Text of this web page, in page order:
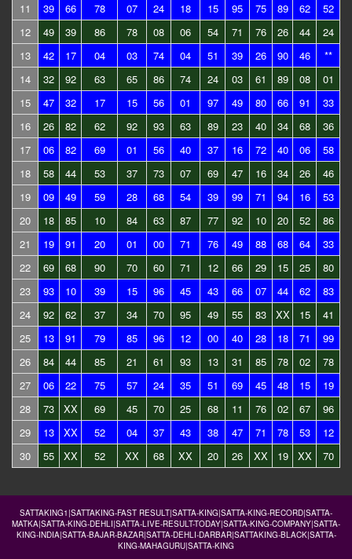
11
39 66 78 07 24 18 15 95 75 89 62
52
12
49 39 86 78 08 06 54 71 76 26 44
24
13
42 17 04 03 74 04 51 39 26 90 46
**
14
32 92 63 65 86 74 24 03 61 89 08
01
15
47 32 17 15 56 01 97 49 80 66 91
33
16
26 82 62 92 93 63 89 23 40 34 68
36
17
06 82 69 01 56 40 37 16 72 40 06
58
18
58 44 53 37 73 07 69 47 16 34 26
46
19
09 49 59 28 68 54 39 99 71 94 16
53
20
18 85 10 84 63 87 77 92 10 20 52
86
21
19 91 20 01 00 71 76 49 88 68 64
33
22
69 68 90 70 60 71 12 66 29 15 25
80
23
93 10 39 15 96 45 43 66 07 44 62
83
24
92 62 37 34 70 95 49 55 83 XX 15
41
25
13 91 79 85 96 12 00 40 28 18 71
99
26
84 44 85 21 61 93 13 31 85 78 02
78
27
06 22 75 57 24 35 51 69 45 48 15
19
28
73 XX 69 45 70 25 68 11 76 02 67
96
29
13 XX 52 04 37 43 38 47 71 78 53
12
30
55 XX 52 XX 68 XX 20 26 XX 19 XX 70
SATTAKING1|SATTAKING-FAST RESULT|SATTA-KING|SATTA-KING-RECORD|SATTA-
MATKA|SATTA-KING-DEHLI|SATTA-LIVE-RESULT-TODAY|SATTA-KING-COMPANY|SATTA-
KING-INDIA|SATTA-BAJAR-BAZAR|SATTA-DEHLI-DARBAR|SATTAKING-BLACK|SATTA-
KING-MAHAGURU|SATTA-KING